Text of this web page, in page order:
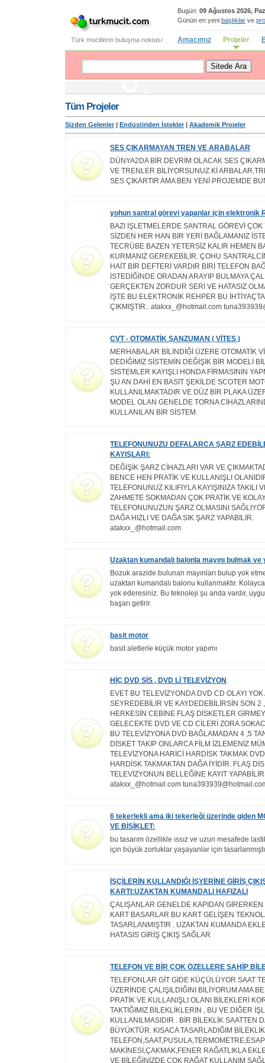
Bugün: 09 Ağustos 2026,
Günün en yeni başlıklar ve
Türk mucitlerin buluşma noktası Amacımız Projeler
Tüm Projeler
Sizden Gelenler| Endüstiriden İstekler| Akademik Projeler
SES ÇIKARMAYAN TREN VE ARABALAR
DÜNYA2DA BİR DEVRİM OLACAK SES
VE TRENLER BİLİYORSUNUZ Kİ
SES ÇIKARTIR AMA BEN YENİ PROJEMDE
yohun santral görevi yapanlar için elektronik
BAZI İŞLETMELERDE SANTRAL GÖREVİ
SİZDEN HER HAN BİR YERİ BAĞLAMANIZ
TECRÜBE BAZEN YETERSİZ KALIR HEMEN
KURMANIZ GEREKEBİLİR. ÇOHU
HAİT BİR DEFTERİ VARDIR BİRİ TELEFON
İSTEDİĞİNDE ORADAN ARAYIP BULMAYA
GERÇEKTEN ZORDUR SERİ VE HATASIZ
İŞTE BU ELEKTRONİK REHPER BU
ÇIKMIŞTIR.. atakxx_@hotmail.com
CVT - OTOMATİK ŞANZUMAN ( VİTES )
MERHABALAR BİLİNDİĞİ ÜZERE OTOMATİK
DEDİĞİMİZ SİSTEMİN DEĞİŞİK BİR MODELİ
SİSTEMLER KAYIŞLI HONDA FİRMASININ
ŞU AN DAHİ EN BASİT ŞEKİLDE SCOTER
KULLANILMAKTADIR VE DÜZ BİR PLAKA
MODEL OLAN GENELDE TORNA
KULLANILAN BİR SİSTEM.
TELEFONUNUZU DEFALARCA ŞARZ
KAYIŞLARI:
DEĞİŞİK ŞARZ CİHAZLARI VAR VE
BENCE HEN PRATİK VE KULLANIŞLI
TELEFONUNUZ KILIFIYLA KAYIŞINIZA TAKILI
ZAHMETE SOKMADAN ÇOK PRATİK VE
TELEFONUNUZUN ŞARZ OLMASINI
DAĞA HIZLI VE DAĞA SIK ŞARZ YAPABİLİR.
atakxx_@hotmail.com
Uzaktan kumandalı balonla mayını bulmak
Bozuk arazide bulunan mayınları bulup yok
uzaktan kumandalı balonu kullanmaktır.
yok ederesiniz. Bu teknoleji şu anda vardır,
başarı getirir.
basit motor
basit aletlerle küçük motor yapımı
HİÇ DVD SİS , DVD Lİ TELEVİZYON
EVET BU TELEVİZYONDA DVD CD OLAYI YOK
SEYREDEBİLİR VE KAYDEDEBİLİRSİN SON 2
HERKESİN CEBİNE FLAŞ DİSKETLER
GELECEKTE DVD VE CD CİLERİ ZORA
BU TELEVİZYONA DVD BAĞLAMADAN 4 ,5
DİSKET TAKIP ONLARCA FİLM İZLEMENİZ
TELEVİZYONA HARİCİ HARDİSK TAKMAK
HARDİSK TAKMAKTAN DAĞA İYİDİR. FLAŞ
TELEVİZYONUN BELLEĞİNE KAYIT
atakxx_@hotmail.com
6 tekerlekli ama iki tekerleği üzerinde giden
VE BİSİKLET:
bu tasarım özellikle ıssız ve uzun mesafede
için büyük zorluklar yaşayanlar için
İŞÇİLERİN KULLANDIĞI İŞYERİNE GİRİŞ
KARTI:UZAKTAN KUMANDALI HAFIZALI
ÇALIŞANLAR GENELDE KAPIDAN
KART BASARLAR BU KART GELİŞEN
TASARLANMIŞTIR . UZAKTAN KUMANDA
HATASIS GİRİŞ ÇIKIŞ SAĞLAR
TELEFON VE BİR ÇOK ÖZELLERE SAHİP
TELEFONLAR GİT GİDE KÜÇÜLÜYOR SAAT
ÜZERİNDE ÇALIŞILDIĞINI BİLİYORUM AMA
PRATİK VE KULLANIŞLI OLANI BİLEKLERİ
TAKTIĞIMIZ BİLEKLİKLERİN , BU VE DİĞER
KULLANILMASIDIR . BİR BİLEKLİK SAATTEN
BÜYÜKTÜR. KISACA TASARLADIĞIM
TELEFON,SAAT,PUSULA,TERMOMETRE,ESAP
MAKİNESİ,ÇAKMAK,FENER RAĞATLIKLA
VE BİLEĞİNİZDE ÇOK RAĞAT KULLANIM